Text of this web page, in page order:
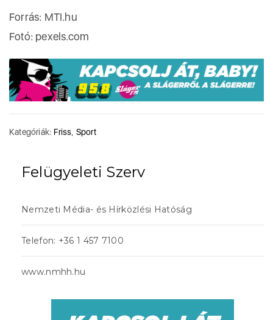
Forrás: MTI.hu
Fotó: pexels.com
Kategóriák: Friss Sport
Felügyeleti Szerv
Nemzeti Média- és Hírközlési Hatóság
Telefon: +36 1 457 7100
www.nmhh.hu